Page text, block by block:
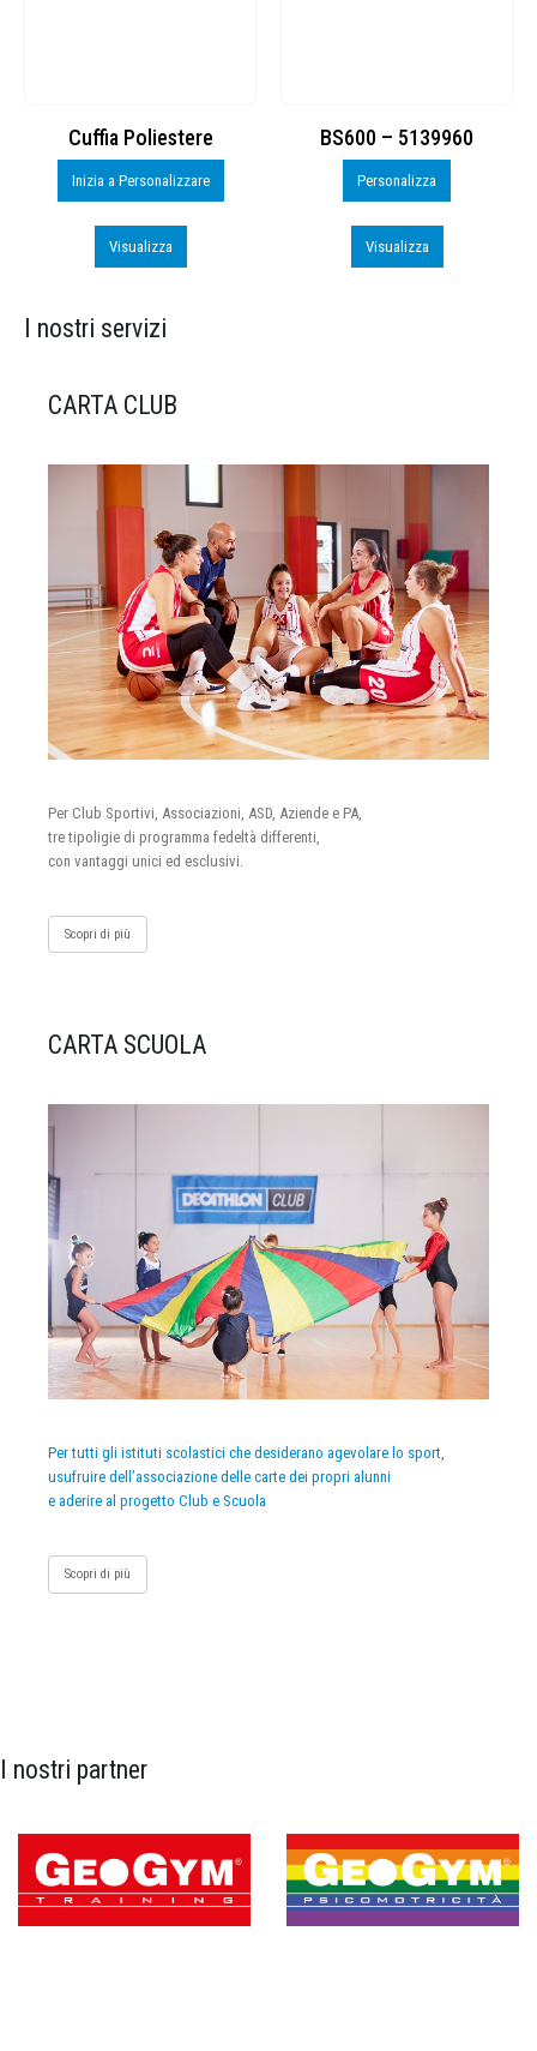
Cuffia Poliestere
Inizia a Personalizzare
Visualizza
BS600 – 5139960
Personalizza
Visualizza
I nostri servizi
CARTA CLUB
Per Club Sportivi, Associazioni, ASD, Aziende e PA,
tre tipoligie di programma fedeltà differenti,
con vantaggi unici ed esclusivi.
Scopri di più
CARTA SCUOLA
Per tutti gli istituti scolastici che desiderano agevolare lo sport,
usufruire dell’associazione delle carte dei propri alunni
e aderire al progetto Club e Scuola
Scopri di più
I nostri partner